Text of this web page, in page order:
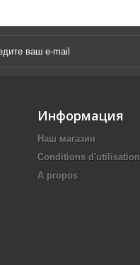
Информация
Наш магазин
Conditions d'utilisation
A propos